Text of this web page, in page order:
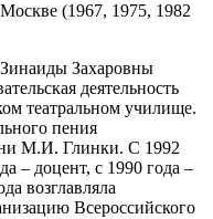
(1967, 1975, 1982
Зинаиды Захаровны
деятельность
театральном училище.
пения
М.И. Глинки. С 1992
– доцент, с 1990 года –
возглавляла
Всероссийского